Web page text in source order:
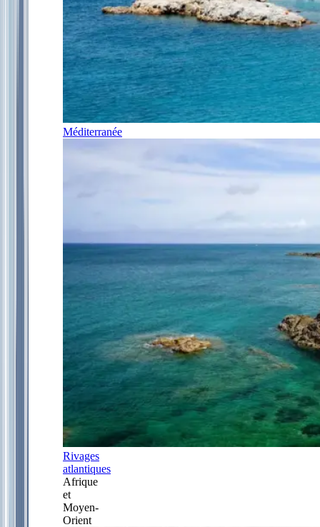
Méditerranée
Rivages
atlantiques
Afrique
et
Moyen-
Orient